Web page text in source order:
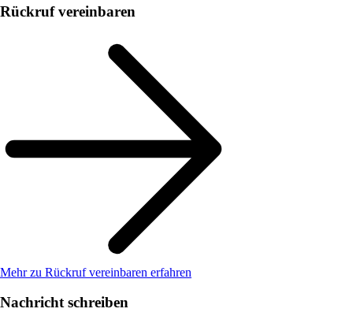
Rückruf vereinbaren
Mehr zu Rückruf vereinbaren erfahren
Nachricht schreiben